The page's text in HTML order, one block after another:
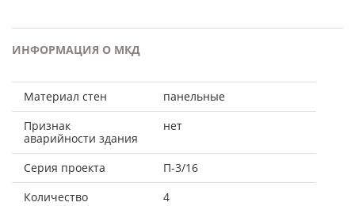
ИНФОРМАЦИЯ О МКД
Материал стен
панельные
Признак
аварийности здания
нет
Серия проекта
П-3/16
Количество
4